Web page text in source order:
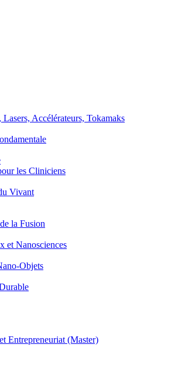
Accélérateurs, Tokamaks
les Cliniciens
Vivant
la Fusion
Nanosciences
Objets
Entrepreneuriat (Master)